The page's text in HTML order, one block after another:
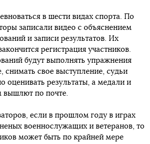
в шести видах спорта. По
записали видео с объяснением
и записи результатов. Их
регистрация участников.
будут выполнять упражнения
снимать свое выступление, судьи
оценивать результаты, а медали и
вышлют по почте.
если в прошлом году в играх
военнослужащих и ветеранов, то
может быть по крайней мере